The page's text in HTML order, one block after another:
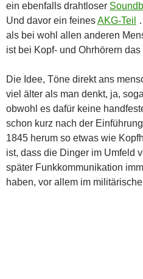
ein ebenfalls drahtloser
Und davor ein feinesAKG-Teil
als bei wohl allen anderen
ist bei Kopf- und Ohrhörern
Die Idee, Töne direkt ans
viel älter als man denkt, ja,
obwohl es dafür keine
schon kurz nach der
1845 herum so etwas wie
ist, dass die Dinger im Umfeld
später Funkkommunikation
haben, vor allem im